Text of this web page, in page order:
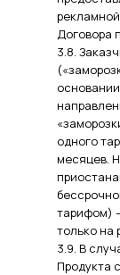
Договора
3.8.
одного
месяцев.
тарифом)
только на
3.9. В
Продукта